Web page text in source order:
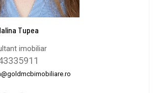
Tupea
imobiliar